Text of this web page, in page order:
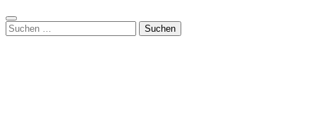
Suchen
nach: